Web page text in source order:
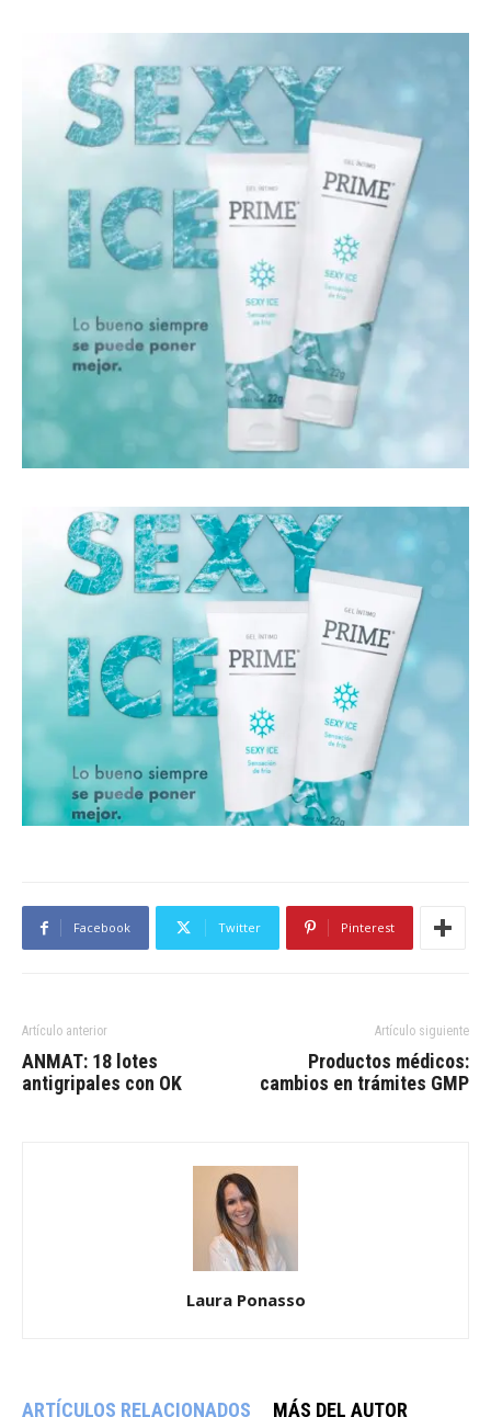
Facebook Twitter Pinterest
Artículo anterior
ANMAT: 18 lotes
antigripales con OK
Artículo siguiente
Productos médicos:
cambios en trámites GMP
Laura Ponasso
ARTÍCULOS RELACIONADOS MÁS DEL AUTOR